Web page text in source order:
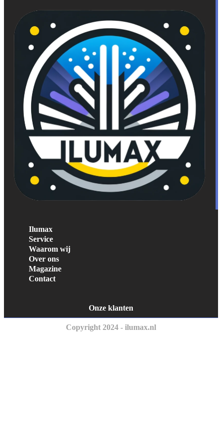
Ilumax
Service
Waarom wij
Over ons
Magazine
Contact
Onze klanten
Copyright 2024 - ilumax.nl